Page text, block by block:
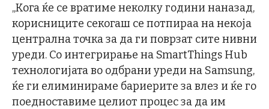
„Кога ќе се вратиме неколку години наназад,
корисниците секогаш се потпираа на некоја
централна точка за да ги поврзат сите нивни
уреди. Со интегрирање на SmartThings Hub
технологијата во одбрани уреди на Samsung,
ќе ги елиминираме бариерите за влез и ќе го
поедноставиме целиот процес за да им